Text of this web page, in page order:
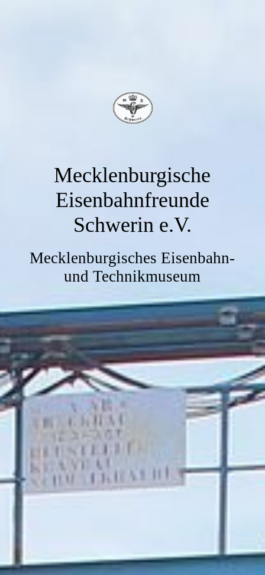
Mecklenburgische
Eisenbahnfreunde
Schwerin e.V.
Mecklenburgisches Eisenbahn-
und Technikmuseum